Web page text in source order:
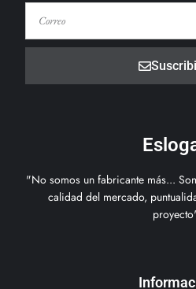
"No somos un fabricante más...
calidad del mercado,